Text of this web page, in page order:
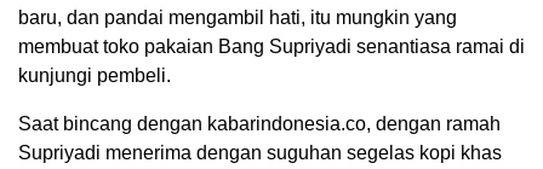
baru, dan pandai mengambil hati, itu mungkin yang
membuat toko pakaian Bang Supriyadi senantiasa ramai di
kunjungi pembeli.
Saat bincang dengan kabarindonesia.co, dengan ramah
Supriyadi menerima dengan suguhan segelas kopi khas